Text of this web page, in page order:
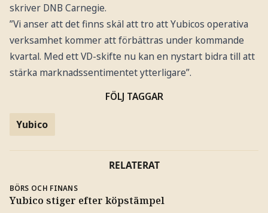
skriver DNB Carnegie.
”Vi anser att det finns skäl att tro att Yubicos operativa
verksamhet kommer att förbättras under kommande
kvartal. Med ett VD-skifte nu kan en nystart bidra till att
stärka marknadssentimentet ytterligare”.
FÖLJ TAGGAR
Yubico
RELATERAT
BÖRS OCH FINANS
Yubico stiger efter köpstämpel